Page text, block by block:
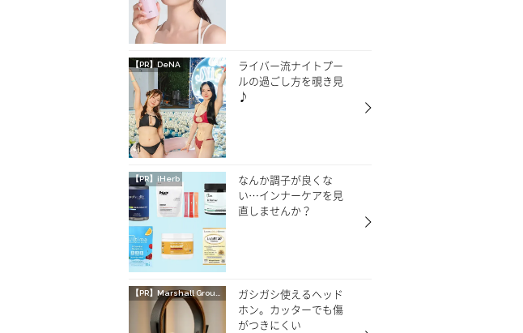
【PR】DeNA
ライバー流ナイトプー
ルの過ごし方を覗き見
♪
【PR】iHerb
なんか調子が良くな
い…インナーケアを見
直しませんか？
【PR】 Marshall Group AB
ガシガシ使えるヘッド
ホン。カッターでも傷
がつきにくい